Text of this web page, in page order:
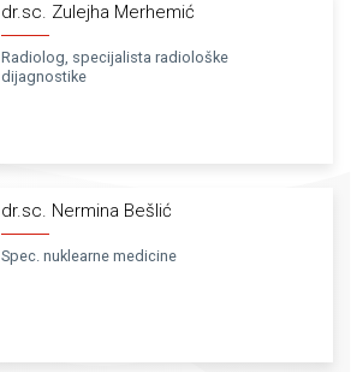
dr.sc. Zulejha Merhemić
Radiolog, specijalista radiološke
dijagnostike
dr.sc. Nermina Bešlić
Spec. nuklearne medicine